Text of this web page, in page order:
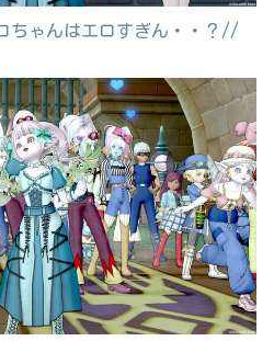
ちゃんはエロすぎん・・？//